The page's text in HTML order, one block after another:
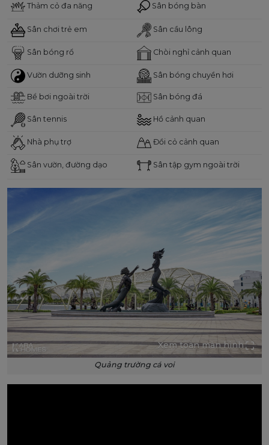
Thảm cỏ đa năng Sân bóng bàn
Sân chơi trẻ em Sân cầu lông
Sân bóng rổ Chòi nghỉ cảnh quan
Vườn dưỡng sinh Sân bóng chuyền hơi
Bể bơi ngoài trời Sân bóng đá
Sân tennis Hồ cảnh quan
Nhà phụ trợ Đồi cỏ cảnh quan
Sân vườn, đường dạo Sân tập gym ngoài trời
Xem toàn màn hình
Quảng trường cá voi